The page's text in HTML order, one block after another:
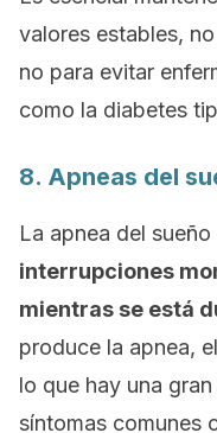
valores estables,
no para evitar
como la diabetes
8. Apneas del
La apnea del
interrupciones
mientras se está
produce la apnea,
lo que hay una
síntomas comunes